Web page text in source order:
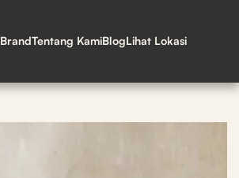
BrandTentang KamiBlogLihat Lokasi